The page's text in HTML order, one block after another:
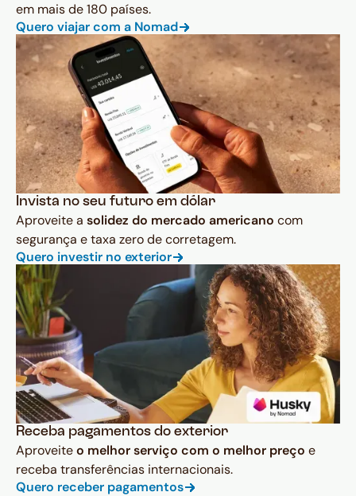
em mais de 180 países.
Quero viajar com a Nomad
Invista no seu futuro em dólar
Aproveite a solidez do mercado americano com
segurança e taxa zero de corretagem.
Quero investir no exterior
Receba pagamentos do exterior
Aproveiteo melhor serviço com o melhor preço e
receba transferências internacionais.
Quero receber pagamentos